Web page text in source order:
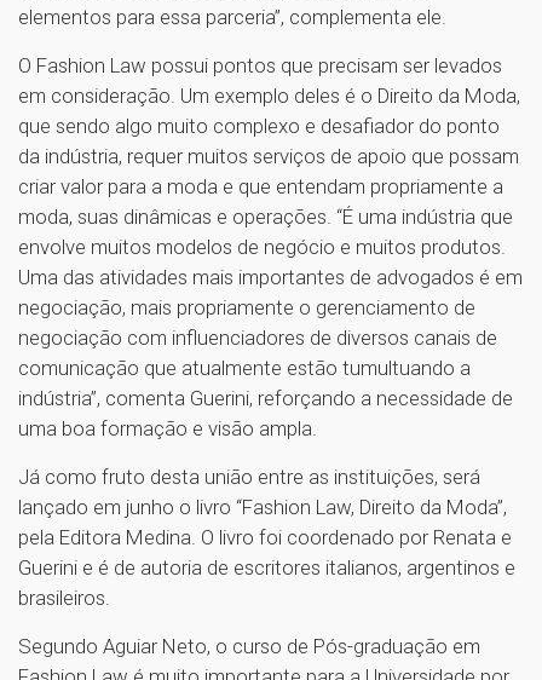
elementos para essa parceria”, complementa ele.
O Fashion Law possui pontos que precisam ser levados
em consideração. Um exemplo deles é o Direito da Moda,
que sendo algo muito complexo e desafiador do ponto
da indústria, requer muitos serviços de apoio que possam
criar valor para a moda e que entendam propriamente a
moda, suas dinâmicas e operações. “É uma indústria que
envolve muitos modelos de negócio e muitos produtos.
Uma das atividades mais importantes de advogados é em
negociação, mais propriamente o gerenciamento de
negociação com influenciadores de diversos canais de
comunicação que atualmente estão tumultuando a
indústria”, comenta Guerini, reforçando a necessidade de
uma boa formação e visão ampla.
Já como fruto desta união entre as instituições, será
lançado em junho o livro “Fashion Law, Direito da Moda”,
pela Editora Medina. O livro foi coordenado por Renata e
Guerini e é de autoria de escritores italianos, argentinos e
brasileiros.
Segundo Aguiar Neto, o curso de Pós-graduação em